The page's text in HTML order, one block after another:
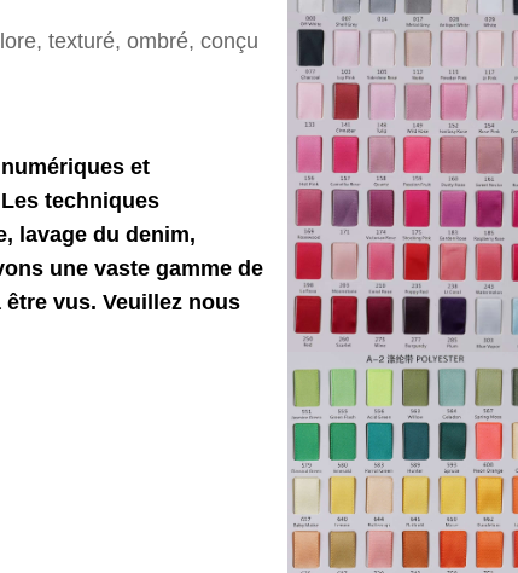
texturé, ombré, conçu
et
techniques
lavage du denim,
une vaste gamme de
vus. Veuillez nous